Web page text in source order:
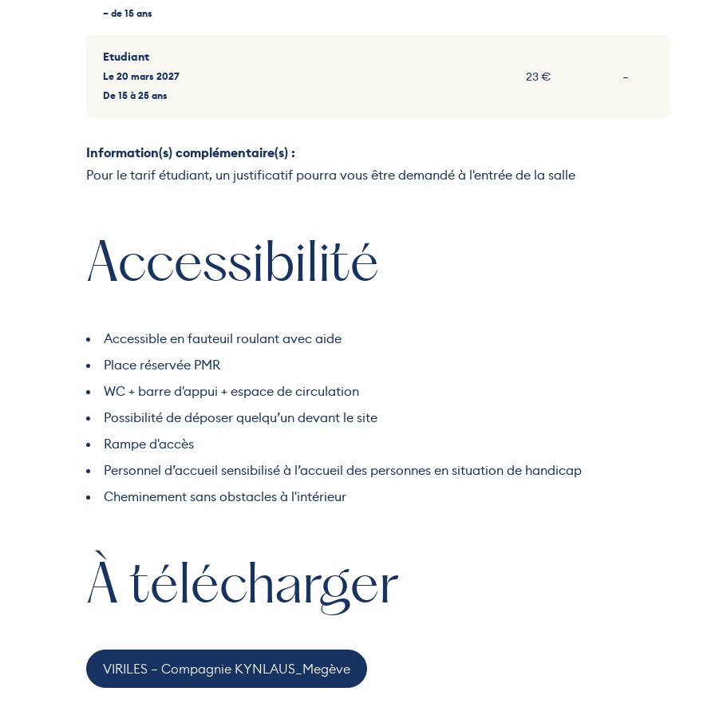
– de 15 ans
Etudiant
Le 20 mars 2027
De 15 à 25 ans
23 € –Non
Information(s) complémentaire(s) :
Pour le tarif étudiant, un justificatif pourra vous être demandé à l'entrée de la salle
Accessibilité
Accessible en fauteuil roulant avec aide
Place réservée PMR
WC + barre d'appui + espace de circulation
Possibilité de déposer quelqu’un devant le site
Rampe d'accès
Personnel d’accueil sensibilisé à l’accueil des personnes en situation de handicap
Cheminement sans obstacles à l'intérieur
À télécharger
VIRILES – Compagnie KYNLAUS_Megève